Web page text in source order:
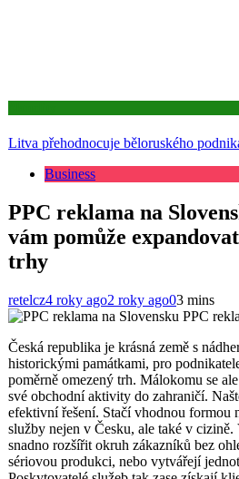
Litva přehodnocuje běloruského
Business
PPC reklama na
vám pomůže
trhy
retelcz4 roky ago2 roky ago03 mins
PPC
Česká republika je krásná země s
historickými památkami, pro
poměrně omezený trh. Málokomu se
své obchodní aktivity do zahraničí.
efektivní řešení. Stačí vhodnou formou
služby nejen v Česku, ale také v
snadno rozšířit okruh zákazníků bez
sériovou produkci, nebo vytvářejí